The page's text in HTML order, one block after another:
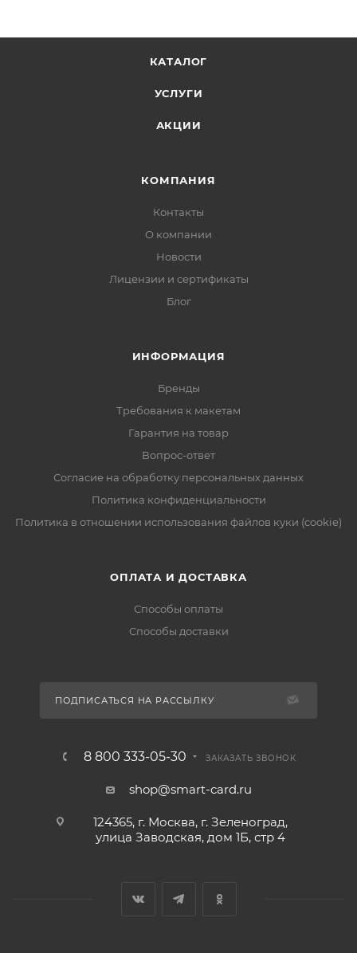
КАТАЛОГ
УСЛУГИ
АКЦИИ
КОМПАНИЯ
Контакты
О компании
Новости
Лицензии и сертификаты
Блог
ИНФОРМАЦИЯ
Бренды
Требования к макетам
Гарантия на товар
Вопрос-ответ
Согласие на обработку персональных данных
Политика конфиденциальности
Политика в отношении использования файлов куки (cookie)
ОПЛАТА И ДОСТАВКА
Способы оплаты
Способы доставки
ПОДПИСАТЬСЯ НА РАССЫЛКУ
8 800 333-05-30 ЗАКАЗАТЬ ЗВОНОК
shop@smart-card.ru
124365, г. Москва, г. Зеленоград,
улица Заводская, дом 1Б, стр 4